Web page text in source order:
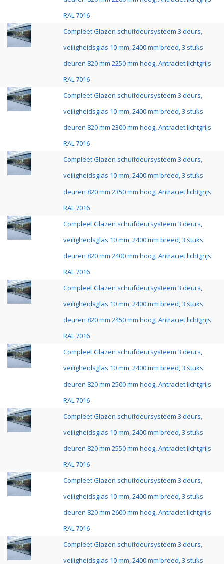
RAL 7016
Compleet Glazen schuifdeursysteem 3 deurs,
veiligheidsglas 10 mm, 2400 mm breed, 3 stuks
deuren 820 mm 2250 mm hoog, Antraciet lichtgrijs
RAL 7016
Compleet Glazen schuifdeursysteem 3 deurs,
veiligheidsglas 10 mm, 2400 mm breed, 3 stuks
deuren 820 mm 2300 mm hoog, Antraciet lichtgrijs
RAL 7016
Compleet Glazen schuifdeursysteem 3 deurs,
veiligheidsglas 10 mm, 2400 mm breed, 3 stuks
deuren 820 mm 2350 mm hoog, Antraciet lichtgrijs
RAL 7016
Compleet Glazen schuifdeursysteem 3 deurs,
veiligheidsglas 10 mm, 2400 mm breed, 3 stuks
deuren 820 mm 2400 mm hoog, Antraciet lichtgrijs
RAL 7016
Compleet Glazen schuifdeursysteem 3 deurs,
veiligheidsglas 10 mm, 2400 mm breed, 3 stuks
deuren 820 mm 2450 mm hoog, Antraciet lichtgrijs
RAL 7016
Compleet Glazen schuifdeursysteem 3 deurs,
veiligheidsglas 10 mm, 2400 mm breed, 3 stuks
deuren 820 mm 2500 mm hoog, Antraciet lichtgrijs
RAL 7016
Compleet Glazen schuifdeursysteem 3 deurs,
veiligheidsglas 10 mm, 2400 mm breed, 3 stuks
deuren 820 mm 2550 mm hoog, Antraciet lichtgrijs
RAL 7016
Compleet Glazen schuifdeursysteem 3 deurs,
veiligheidsglas 10 mm, 2400 mm breed, 3 stuks
deuren 820 mm 2600 mm hoog, Antraciet lichtgrijs
RAL 7016
Compleet Glazen schuifdeursysteem 3 deurs,
veiligheidsglas 10 mm, 2400 mm breed, 3 stuks